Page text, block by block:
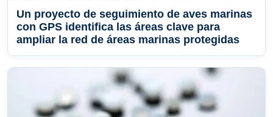
Un proyecto de seguimiento de aves marinas
con GPS identifica las áreas clave para
ampliar la red de áreas marinas protegidas